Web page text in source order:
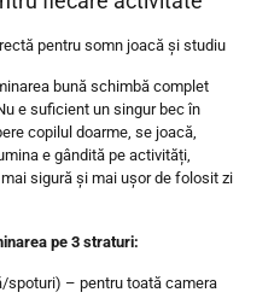
bună schimbă complet
e suficient un singur bec în
copilul doarme, se joacă,
e gândită pe activități,
sigură și mai ușor de folosit zi
pe 3 straturi:
spoturi) – pentru toată camera